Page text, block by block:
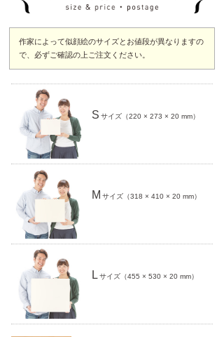
作家によって似顔絵のサイズとお値段が異なりますの
で、必ずご確認の上ご注文ください。
S サイズ（220 × 273 × 20 mm）
M サイズ（318 × 410 × 20 mm）
L サイズ（455 × 530 × 20 mm）